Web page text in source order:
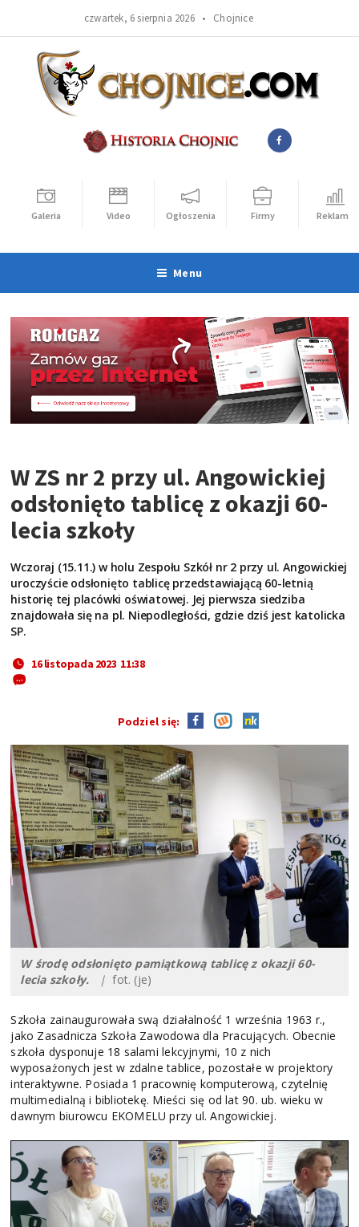
czwartek, 6 sierpnia 2026 • Chojnice
Galeria Video Ogłoszenia Firmy Reklama
Menu
W ZS nr 2 przy ul. Angowickiej
odsłonięto tablicę z okazji 60-
lecia szkoły
Wczoraj (15.11.) w holu Zespołu Szkół nr 2 przy ul. Angowickiej
uroczyście odsłonięto tablicę przedstawiającą 60-letnią
historię tej placówki oświatowej. Jej pierwsza siedziba
znajdowała się na pl. Niepodległości, gdzie dziś jest katolicka
SP.
16 listopada 2023 11:38
Podziel się:
W środę odsłonięto pamiątkową tablicę z okazji 60-
lecia szkoły. | fot. (je)
Szkoła zainaugurowała swą działalność 1 września 1963 r.,
jako Zasadnicza Szkoła Zawodowa dla Pracujących. Obecnie
szkoła dysponuje 18 salami lekcyjnymi, 10 z nich
wyposażonych jest w zdalne tablice, pozostałe w projektory
interaktywne. Posiada 1 pracownię komputerową, czytelnię
multimedialną i bibliotekę. Mieści się od lat 90. ub. wieku w
dawnym biurowcu EKOMELU przy ul. Angowickiej.